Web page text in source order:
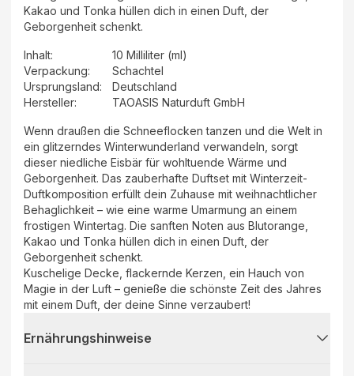
Kakao und Tonka hüllen dich in einen Duft, der
Geborgenheit schenkt.
Inhalt:
10 Milliliter (ml)
Verpackung:
Schachtel
Ursprungsland:
Deutschland
Hersteller: TAOASIS Naturduft GmbH
Wenn draußen die Schneeflocken tanzen und die Welt in
ein glitzerndes Winterwunderland verwandeln, sorgt
dieser niedliche Eisbär für wohltuende Wärme und
Geborgenheit. Das zauberhafte Duftset mit Winterzeit-
Duftkomposition erfüllt dein Zuhause mit weihnachtlicher
Behaglichkeit – wie eine warme Umarmung an einem
frostigen Wintertag. Die sanften Noten aus Blutorange,
Kakao und Tonka hüllen dich in einen Duft, der
Geborgenheit schenkt.
Kuschelige Decke, flackernde Kerzen, ein Hauch von
Magie in der Luft – genieße die schönste Zeit des Jahres
mit einem Duft, der deine Sinne verzaubert!
Ernährungshinweise